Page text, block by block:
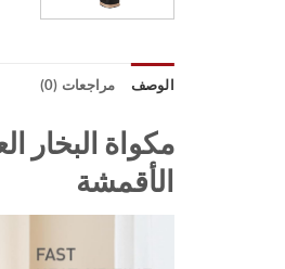
الوصف مراجعات (0)
مكواة البخار
الأقمشة